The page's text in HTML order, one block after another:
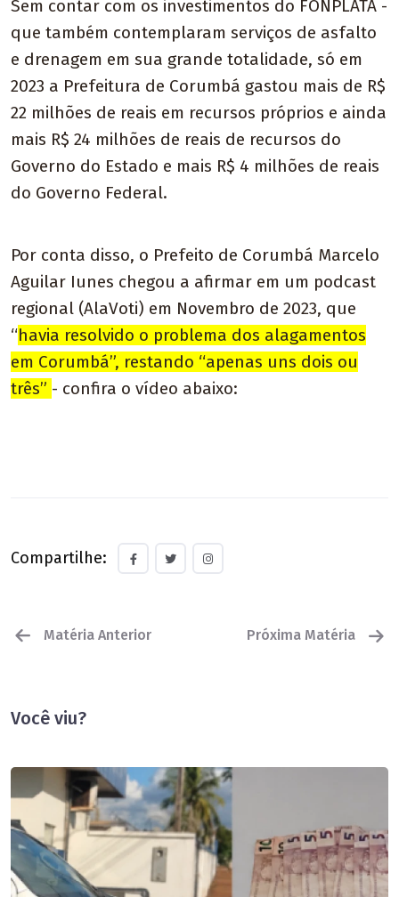
Sem contar com os investimentos do FONPLATA -
que também contemplaram serviços de asfalto
e drenagem em sua grande totalidade, só em
2023 a Prefeitura de Corumbá gastou mais de R$
22 milhões de reais em recursos próprios e ainda
mais R$ 24 milhões de reais de recursos do
Governo do Estado e mais R$ 4 milhões de reais
do Governo Federal.
Por conta disso, o Prefeito de Corumbá Marcelo
Aguilar Iunes chegou a afirmar em um podcast
regional (AlaVoti) em Novembro de 2023, que
“havia resolvido o problema dos alagamentos
em Corumbá”, restando “apenas uns dois ou
três” - confira o vídeo abaixo:
Compartilhe:
Matéria Anterior Próxima Matéria
Você viu?